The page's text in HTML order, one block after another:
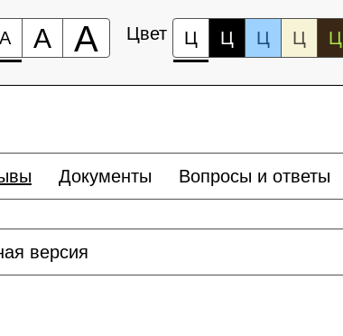
А А А Цвет Ц Ц Ц Ц Ц
Документы Вопросы и ответы
версия